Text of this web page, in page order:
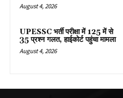
August 4, 2026
UPESSC भर्ती परीक्षा में 125 में से
35 प्रश्न गलत, हाईकोर्ट पहुंचा मामला
August 4, 2026